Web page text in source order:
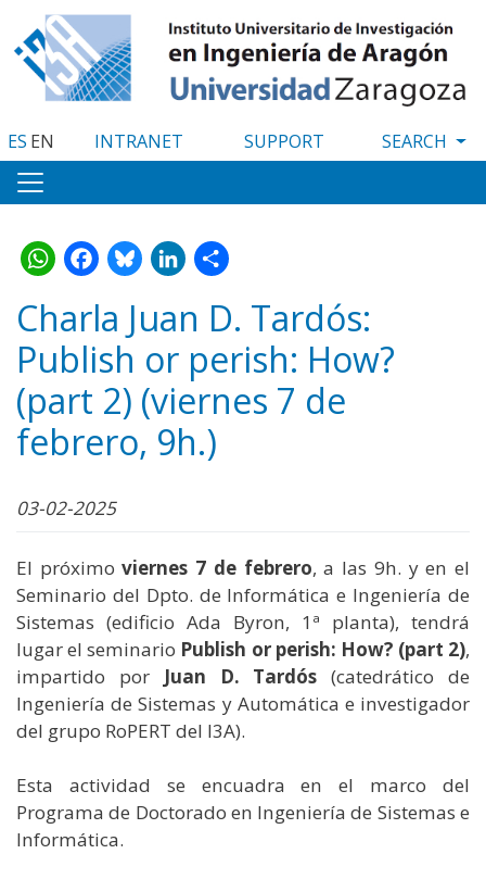
to
main
content
ES EN INTRANET SUPPORT
WhatsApp
Facebook
Bluesky
LinkedIn
Share
Charla Juan D. Tardós:
Publish or perish: How?
(part 2) (viernes 7 de
febrero, 9h.)
03-02-2025
El próximoviernes 7 de febrero, a las 9h. y en el
Seminario del Dpto. de Informática e Ingeniería de
Sistemas (edificio Ada Byron, 1ª planta), tendrá
lugar el seminario Publish or perish: How? (part 2),
impartido por
Juan D. Tardós (catedrático de
Ingeniería de Sistemas y Automática e investigador
del grupo RoPERT del I3A).
Esta actividad se encuadra en el marco del
Programa de Doctorado en Ingeniería de Sistemas e
Informática.